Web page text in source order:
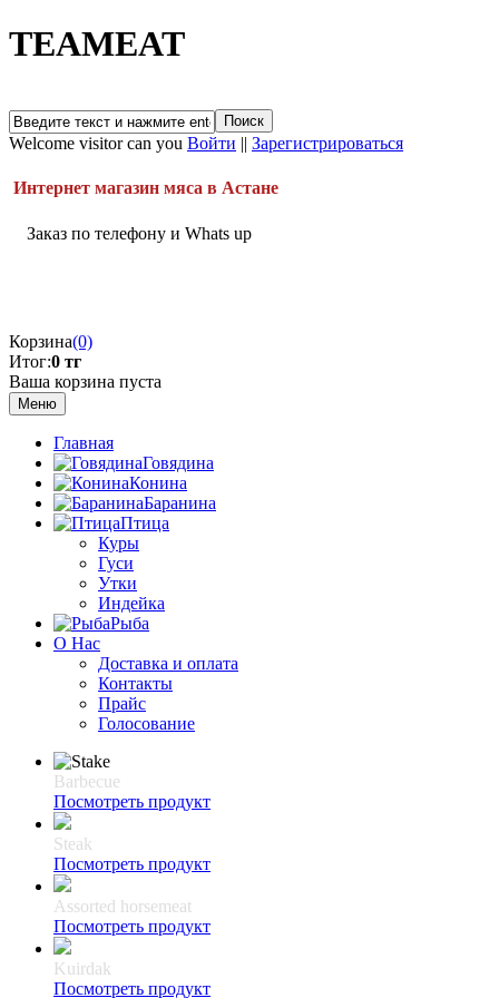
TEAMEAT
Welcome visitor can you Войти || Зарегистрироваться
Интернет магазин мяса в Астане
Заказ по телефону и Whats up
Корзина(0)
Итог:0 тг
Ваша корзина пуста
Меню
Главная
Говядина
Конина
Баранина
Птица
Куры
Гуси
Утки
Индейка
Рыба
О Нас
Доставка и оплата
Контакты
Прайс
Голосование
Barbecue
Посмотреть продукт
Steak
Посмотреть продукт
Assorted horsemeat
Посмотреть продукт
Kuirdak
Посмотреть продукт